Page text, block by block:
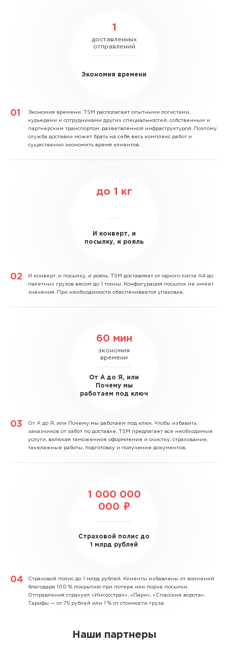
1
доставленных
отправлений
Экономия времени
Экономия времени. TSM располагает опытными логистами,
курьерами и сотрудниками других специальностей, собственным и
партнерским транспортом, разветвленной инфраструктурой. Поэтому
служба доставки может брать на себя весь комплекс работ и
существенно экономить время клиентов.
до 1 кг
И конверт, и
посылку, и рояль
И конверт, и посылку, и рояль. TSM доставляет от одного листа А4 до
палетных грузов весом до 1 тонны. Конфигурация посылок не имеет
значения. При необходимости обеспечивается упаковка.
60 мин
экономия
времени
От А до Я, или
Почему мы
работаем под ключ
От А до Я, или Почему мы работаем под ключ. Чтобы избавить
заказчиков от забот по доставке, TSM предлагает все необходимые
услуги, включая таможенное оформление и очистку, страхование,
такелажные работы, подготовку и получение документов.
1 000 000
000 ₽
Страховой полис до
1 млрд рублей
Страховой полис до 1 млрд рублей. Клиенты избавлены от волнений
благодаря 100 % покрытию при потере или порче посылки.
Отправления страхуют «Ингосстрах», «Пари», «Спасские ворота».
Тарифы — от 75 рублей или 1 % от стоимости груза.
Наши партнеры